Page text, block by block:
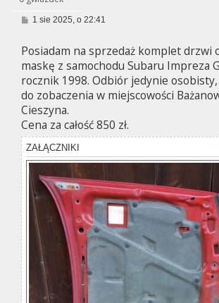
P
t
1 sie 2025, o 22:41
Posiadam na sprzedaż komplet drzwi
maskę z samochodu Subaru Impreza
rocznik 1998. Odbiór jedynie osobisty,
do zobaczenia w miejscowości
Cieszyna.
Cena za całość 850 zł.
ZAŁĄCZNIKI